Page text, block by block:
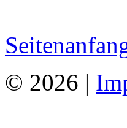
© 2026 |